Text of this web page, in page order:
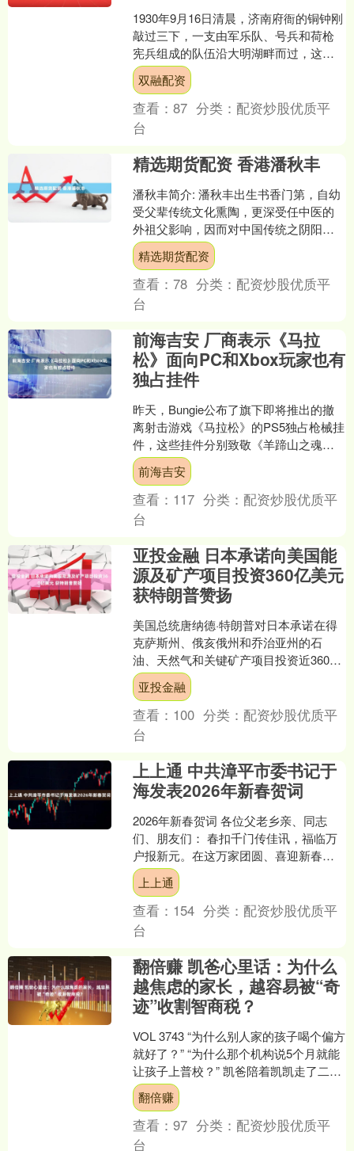
1930年9月16日清晨，济南府衙的铜钟刚
敲过三下，一支由军乐队、号兵和荷枪
宪兵组成的队伍沿大明湖畔而过，这支
场面不小的行列正护送新任山东省主席
韩复榘前往省府大....
双融配资
查看：87 分类： 配资炒股优质平
台
精选期货配资 香港潘秋丰
潘秋丰简介: 潘秋丰出生书香门第，自幼
受父辈传统文化熏陶，更深受任中医的
外祖父影响，因而对中国传统之阴阳五
行特别威兴趣，从而钻研学习玄理术数
之学，为此打下坚实的....
精选期货配资
查看：78 分类： 配资炒股优质平
台
前海吉安 厂商表示《马拉
松》面向PC和Xbox玩家也有
独占挂件
昨天，Bungie公布了旗下即将推出的撤
离射击游戏《马拉松》的PS5独占枪械挂
件，这些挂件分别致敬《羊蹄山之魂》
（怨灵）、《绝地潜兵2》（为了自由）
与《死亡搁浅....
前海吉安
查看： 117 分类： 配资炒股优质平
台
亚投金融 日本承诺向美国能
源及矿产项目投资360亿美元
获特朗普赞扬
美国总统唐纳德·特朗普对日本承诺在得
克萨斯州、俄亥俄州和乔治亚州的石
油、天然气和关键矿产项目投资近360亿
美元表示欢迎。 此项承诺是两国达成贸
易协议后日本的首批....
亚投金融
查看： 100 分类： 配资炒股优质平
台
上上通 中共漳平市委书记于
海发表2026年新春贺词
2026年新春贺词 各位父老乡亲、同志
们、朋友们： 春扣千门传佳讯，福临万
户报新元。在这万家团圆、喜迎新春的
美好时刻，我谨代表中共漳平市委、市
人大常委会、市政府....
上上通
查看： 154 分类： 配资炒股优质平
台
翻倍赚 凯爸心里话：为什么
越焦虑的家长，越容易被“奇
迹”收割智商税？
VOL 3743 “为什么别人家的孩子喝个偏方
就好了？” “为什么那个机构说5个月就能
让孩子上普校？” 凯爸陪着凯凯走了二十
年干预路，记录心得的纸箱子都塞满
了。....
翻倍赚
查看：97 分类： 配资炒股优质平
台